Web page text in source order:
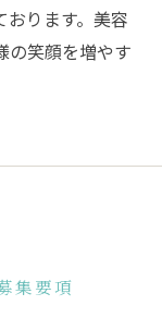
おります。美容
の笑顔を増やす
集要項